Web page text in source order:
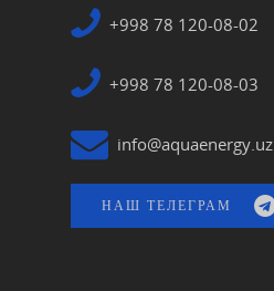
+998 78 120-08-02
+998 78 120-08-03
info@aquaenergy.uz
НАШ ТЕЛЕГРАМ